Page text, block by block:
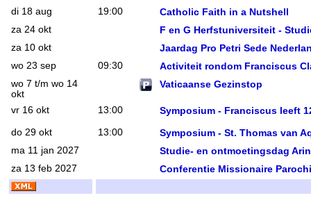
di 18 aug 19:00 Catholic Faith in a Nutshell
za 24 okt F en G Herfstuniversiteit -
za 10 okt Jaardag Pro Petri Sede
wo 23 sep 09:30 Activiteit rondom Franciscus
wo 7 t/m wo 14
okt
Vaticaanse Gezinstop
vr 16 okt 13:00 Symposium - Franciscus leeft
do 29 okt 13:00 Symposium - St. Thomas van
ma 11 jan 2027 Studie- en ontmoetingsdag
za 13 feb 2027 Conferentie Missionaire